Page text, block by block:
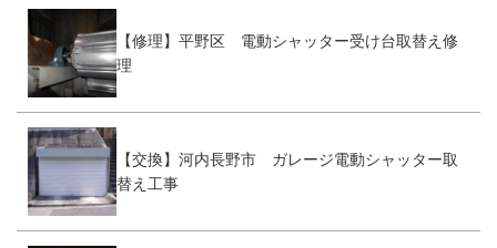
【修理】平野区 電動シャッター受け台取替え修
理
【交換】河内長野市 ガレージ電動シャッター取
替え工事